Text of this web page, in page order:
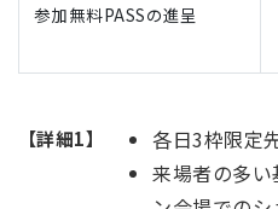
参加無料PASSの進呈
【詳細1】
各日3枠限定
来場者の多